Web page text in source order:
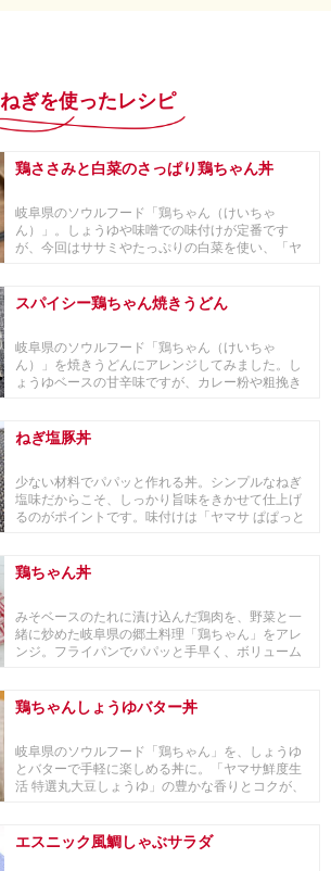
ねぎを使ったレシピ
鶏ささみと白菜のさっぱり鶏ちゃん丼
岐阜県のソウルフード「鶏ちゃん（けいちゃ
ん）」。しょうゆや味噌での味付けが定番です
が、今回はササミやたっぷりの白菜を使い、「ヤ
スパイシー鶏ちゃん焼きうどん
岐阜県のソウルフード「鶏ちゃん（けいちゃ
ん）」を焼きうどんにアレンジしてみました。し
ょうゆベースの甘辛味ですが、カレー粉や粗挽き
ねぎ塩豚丼
少ない材料でパパッと作れる丼。シンプルなねぎ
塩味だからこそ、しっかり旨味をきかせて仕上げ
るのがポイントです。味付けは「ヤマサ ぱぱっと
鶏ちゃん丼
みそベースのたれに漬け込んだ鶏肉を、野菜と一
緒に炒めた岐阜県の郷土料理「鶏ちゃん」をアレ
ンジ。フライパンでパパッと手早く、ボリューム
鶏ちゃんしょうゆバター丼
岐阜県のソウルフード「鶏ちゃん」を、しょうゆ
とバターで手軽に楽しめる丼に。「ヤマサ鮮度生
活 特選丸大豆しょうゆ」の豊かな香りとコクが、
エスニック風鯛しゃぶサラダ